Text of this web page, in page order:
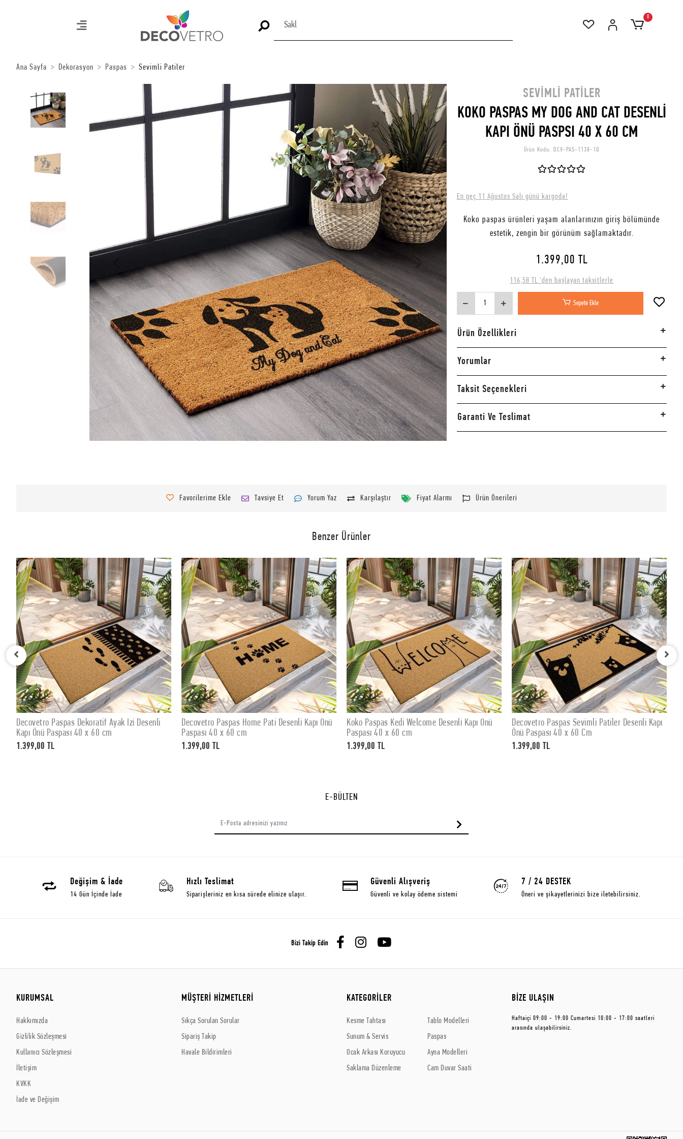
0
Ana Sayfa Dekorasyon Paspas Sevimli Patiler
SEVIMLI PATILER
KOKO PASPAS MY DOG AND CAT DESENLİ
KAPI ÖNÜ PASPSI 40 X 60 CM
Ürün Kodu: DCV-PAS-1138-1Q
En geç 11 Ağustos Salı günü kargoda!
Koko paspas ürünleri yaşam alanlarınızın giriş bölümünde
estetik, zengin bir görünüm sağlamaktadır.
1.399,00 TL
116,58 TL 'den başlayan taksitlerle
Sepete Ekle
Ürün Özellikleri
Yorumlar
Taksit Seçenekleri
Garanti Ve Teslimat
Favorilerime Ekle Tavsiye Et Yorum Yaz Karşılaştır Fiyat Alarmı Ürün Önerileri
Benzer Ürünler
SEPETE EKLE
Decovetro Paspas Dekoratif Ayak İzi Desenli
Kapı Önü Paspası 40 x 60 cm
1.399,00 TL
SEPETE EKLE
Decovetro Paspas Home Pati Desenli Kapı Önü
Paspası 40 x 60 cm
1.399,00 TL
SEPETE EKLE
Koko Paspas Kedi Welcome Desenli Kapı Önü
Paspası 40 x 60 cm
1.399,00 TL
SEPETE EKLE
Decovetro Paspas Sevimli Patiler Desenli Kapı
Önü Paspası 40 x 60 Cm
1.399,00 TL
E-BÜLTEN
Değişim & İade
14 Gün İçinde İade
Hızlı Teslimat
Siparişleriniz en kısa sürede elinize ulaşır.
Güvenli Alışveriş
Güvenli ve kolay ödeme sistemi
7 / 24 DESTEK
Öneri ve şikayetlerinizi bize iletebilirsiniz.
Bizi Takip Edin
KURUMSAL
Hakkımızda
Gizlilik Sözleşmesi
Kullanıcı Sözleşmesi
İletişim
KVKK
İade ve Değişim
MÜŞTERİ HİZMETLERİ
Sıkça Sorulan Sorular
Sipariş Takip
Havale Bildirimleri
KATEGORİLER
Kesme Tahtası
Sunum & Servis
Ocak Arkası Koruyucu
Saklama Düzenleme
Tablo Modelleri
Paspas
Ayna Modelleri
Cam Duvar Saati
BİZE ULAŞIN
Haftaiçi 09:00 - 19:00 Cumartesi 10:00 - 17:00 saatleri
arasında ulaşabilirsiniz.